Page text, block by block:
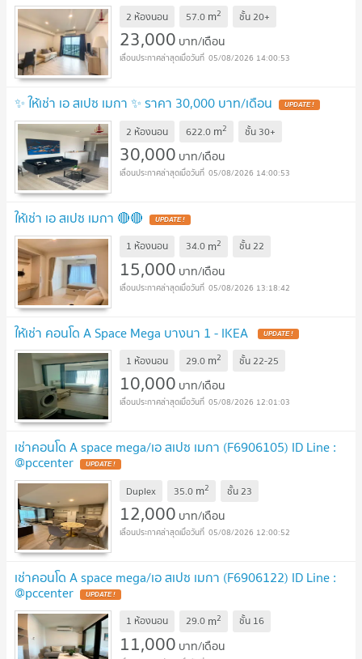
2 ห้องนอน 57.0 m2 ชั้น20+
23,000 บาท/เดือน
05/08/2026 14:00:53
✨ ให้เช่า เอ สเปซ เมกา ✨ ราคา 30,000 บาท/เดือน
2 ห้องนอน 622.0 m2 ชั้น 30+
30,000 บาท/เดือน
05/08/2026 14:00:53
ให้เช่า เอ สเปซ เมกา 🔴🔴
1 ห้องนอน 34.0 m2 ชั้น22
15,000 บาท/เดือน
05/08/2026 13:18:42
ให้เช่า คอนโด A Space Mega บางนา 1 - IKEA
1 ห้องนอน 29.0 m2 ชั้น22-25
10,000 บาท/เดือน
05/08/2026 12:01:03
เช่าคอนโด A space mega/เอ สเปซ เมกา (F6906105) ID Line :
@pccenter
Duplex 35.0 m2 ชั้น23
12,000 บาท/เดือน
05/08/2026 12:00:52
เช่าคอนโด A space mega/เอ สเปซ เมกา (F6906122) ID Line :
@pccenter
1 ห้องนอน 29.0 m2 ชั้น 16
11,000 บาท/เดือน